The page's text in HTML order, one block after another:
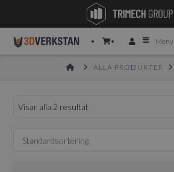
Meny
HOMEALLA PRODUKTER
Visar alla 2 resultat